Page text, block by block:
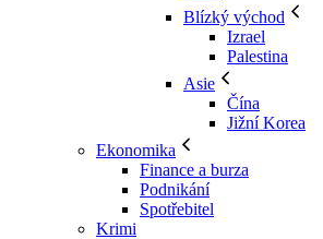
Blízký východ
Izrael
Palestina
Asie
Čína
Jižní Korea
Ekonomika
Finance a burza
Podnikání
Spotřebitel
Krimi